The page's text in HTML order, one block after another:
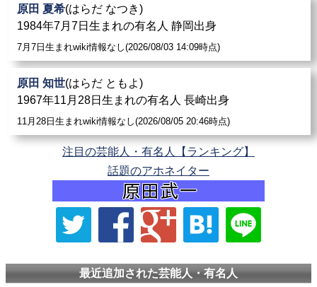
原田 夏希(はらだ なつき)
1984年7月7日生まれの有名人 静岡出身
7月7日生まれwiki情報なし(2026/08/03 14:09時点)
原田 知世(はらだ ともよ)
1967年11月28日生まれの有名人 長崎出身
11月28日生まれwiki情報なし(2026/08/05 20:46時点)
注目の芸能人・有名人【ランキング】
話題のアホネイター
最近追加された芸能人・有名人